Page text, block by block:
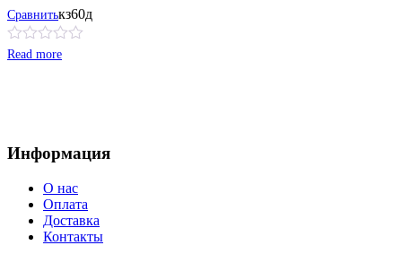
Сравнитькз60д
Read more
Информация
О нас
Оплата
Доставка
Контакты